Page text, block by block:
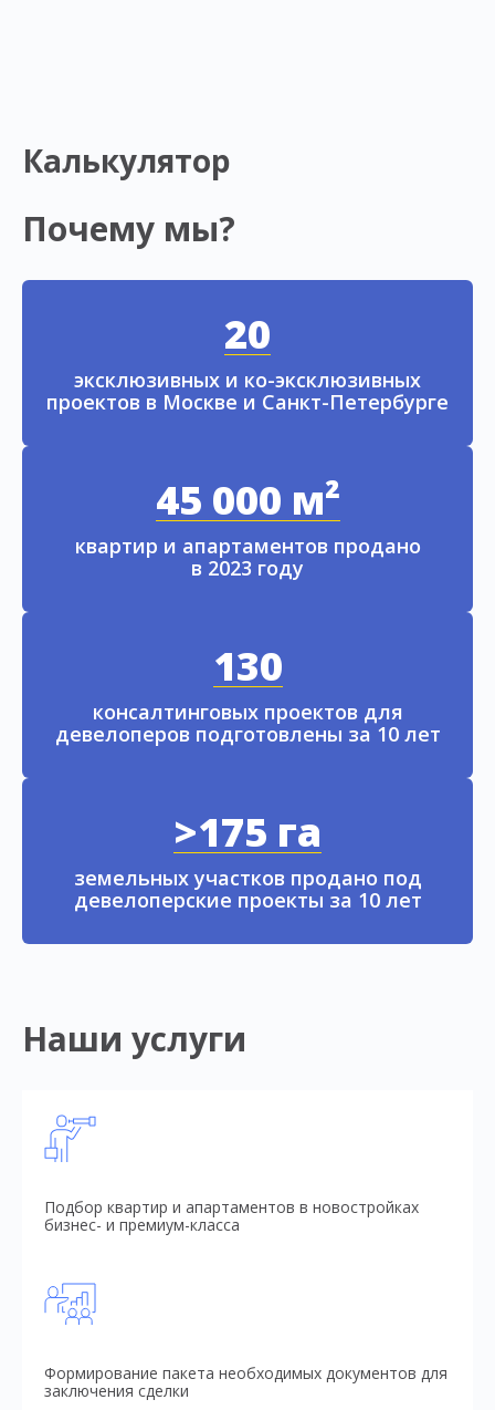
Калькулятор
Почему мы?
20
эксклюзивных и ко-эксклюзивных
проектов в Москве и Санкт-Петербурге
45 000 м²
квартир и апартаментов продано
в 2023 году
130
консалтинговых проектов для
девелоперов подготовлены за 10 лет
>175 га
земельных участков продано под
девелоперские проекты за 10 лет
Наши услуги
Подбор квартир и апартаментов в новостройках
бизнес- и премиум-класса
Формирование пакета необходимых документов для
заключения сделки